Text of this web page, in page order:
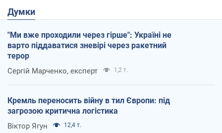
Думки
"Ми вже проходили через гірше": Україні не
варто піддаватися зневірі через ракетний
терор
Сергій Марченко, експерт 1,2 т.
Кремль переносить війну в тил Європи: під
загрозою критична логістика
Віктор Ягун 12,4 т.